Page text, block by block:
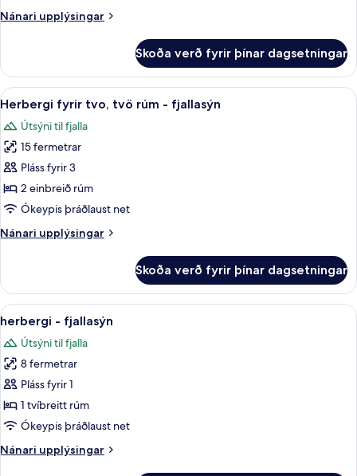
fjallasýn
Nánari upplýsingar
Nánari
fyrir
tvo
-
fjallasýn
Skoða verð fyrir þínar dagsetningar
Skoða
allar
myndir
fyrir
Herbergi
fyrir
tvo,
rúm
Herbergi fyrir tvo, tvö rúm -
4
Herbergi fyrir tvo, tvö rúm - fjallasýn
Útsýni til fjalla
15 fermetrar
Pláss fyrir 3
2 einbreið rúm
Ókeypis þráðlaust net
Nánari upplýsingar
Nánari
fyrir
tvo,
tvö
-
fjallasýn
Skoða verð fyrir þínar dagsetningar
Skoða
allar
myndir
fyrir
herbergi
-
fjallasýn
herbergi - fjallasýn |
3
herbergi - fjallasýn
Útsýni til fjalla
8 fermetrar
Pláss fyrir 1
1 tvíbreitt rúm
Ókeypis þráðlaust net
Nánari upplýsingar
Nánari